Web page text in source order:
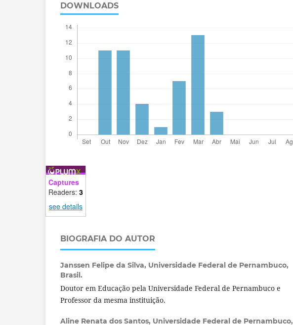
DOWNLOADS
Captures
Readers: 3
see details
BIOGRAFIA DO AUTOR
Janssen Felipe da Silva, Universidade Federal de Pernambuco,
Brasil.
Doutor em Educação pela Universidade Federal de Pernambuco e
Professor da mesma instituição.
Aline Renata dos Santos, Universidade Federal de Pernambuco,